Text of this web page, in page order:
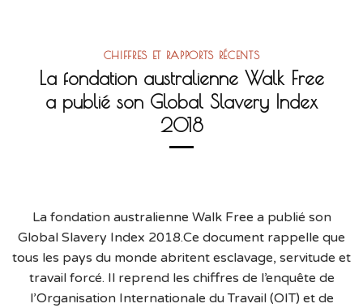
CHIFFRES ET RAPPORTS RÉCENTS
La fondation australienne Walk Free
a publié son Global Slavery Index
2018
La fondation australienne Walk Free a publié son
Global Slavery Index 2018.Ce document rappelle que
tous les pays du monde abritent esclavage, servitude et
travail forcé. Il reprend les chiffres de l’enquête de
l’Organisation Internationale du Travail (OIT) et de